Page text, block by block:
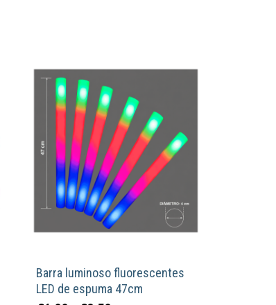
Barra luminoso fluorescentes
LED de espuma 47cm